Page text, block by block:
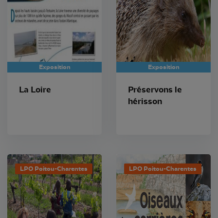
Exposition
La Loire
Exposition
Préservons le
hérisson
LPO Poitou-Charentes LPO Poitou-Charentes